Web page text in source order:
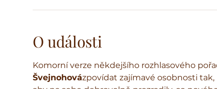
O události
Komorní verze někdejšího rozhlasového
Švejnohovázpovídat zajímavé osobnosti tak,